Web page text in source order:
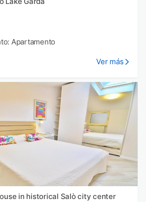
Apartamento
Ver más
in historical Salò city center